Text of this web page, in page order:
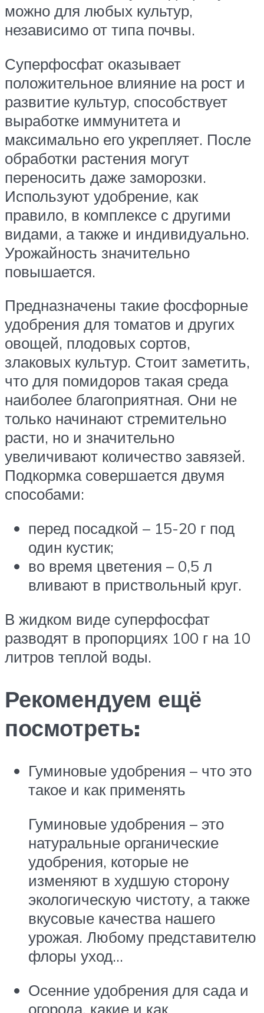
можно для любых культур,
независимо от типа почвы.
Суперфосфат оказывает
положительное влияние на рост и
развитие культур, способствует
выработке иммунитета и
максимально его укрепляет. После
обработки растения могут
переносить даже заморозки.
Используют удобрение, как
правило, в комплексе с другими
видами, а также и индивидуально.
Урожайность значительно
повышается.
Предназначены такие фосфорные
удобрения для томатов и других
овощей, плодовых сортов,
злаковых культур. Стоит заметить,
что для помидоров такая среда
наиболее благоприятная. Они не
только начинают стремительно
расти, но и значительно
увеличивают количество завязей.
Подкормка совершается двумя
способами:
перед посадкой – 15-20 г под
один кустик;
во время цветения – 0,5 л
вливают в приствольный круг.
В жидком виде суперфосфат
разводят в пропорциях 100 г на 10
литров теплой воды.
Рекомендуем ещё
посмотреть:
Гуминовые удобрения – что это
такое и как применять
Гуминовые удобрения – это
натуральные органические
удобрения, которые не
изменяют в худшую сторону
экологическую чистоту, а также
вкусовые качества нашего
урожая. Любому представителю
флоры уход…
Осенние удобрения для сада и
огорода, какие и как